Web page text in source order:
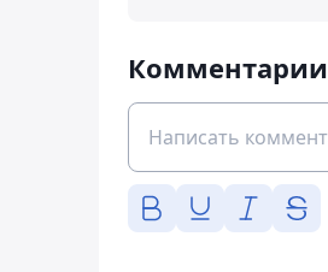
Комментарии